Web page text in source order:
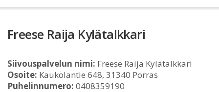
Freese Raija Kylätalkkari
Siivouspalvelun nimi: Freese Raija Kylätalkkari
Osoite: Kaukolantie 648, 31340 Porras
Puhelinnumero: 0408359190